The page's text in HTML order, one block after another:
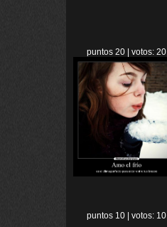
puntos 20 | votos: 20
puntos 10 | votos: 10